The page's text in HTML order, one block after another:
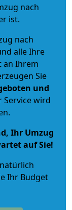
nach
ist.
nach
alle Ihre
an Ihrem
Sie
und
Service wird
Ihr Umzug
auf Sie!
Ihr Budget